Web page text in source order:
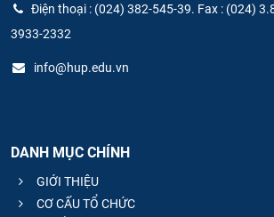
Điện thoại : (024) 382-545-39. Fax : (024)
3933-2332
info@hup.edu.vn
DANH MỤC CHÍNH
GIỚI THIỆU
CƠ CẤU TỔ CHỨC